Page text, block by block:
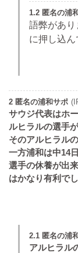
1.2 匿名の浦
語弊があ
に押し込
2 匿名の浦和サポ
サウジ代表はホ
ルヒラルの選手
そのアルヒラル
一方浦和は中14日
選手の休養が出
はかなり有利でし
2.1 匿名の浦
アルヒラル